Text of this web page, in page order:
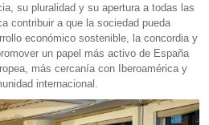
su pluralidad y su apertura a todas las
contribuir a que la sociedad pueda
económico sostenible, la concordia y
un papel más activo de España
más cercanía con Iberoamérica y
internacional.